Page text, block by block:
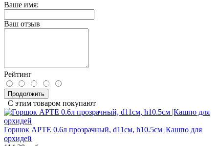
Ваше имя:
Ваш отзыв
Рейтинг
Продолжить
С этим товаром покупают
Горшок АРТЕ 0.6л прозрачный, d11см, h10.5см |Кашпо для
орхидей